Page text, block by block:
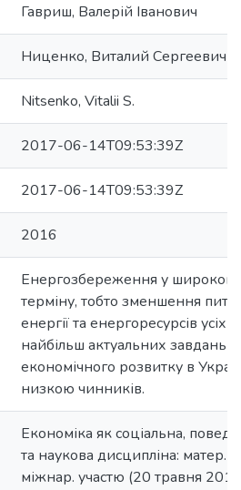
Гавриш, Валерій Іванович
Ниценко, Виталий Сергеевич
Nitsenko, Vitalii S.
2017-06-14T09:53:39Z
2017-06-14T09:53:39Z
2016
Енергозбереження у
терміну, тобто зменшення
енергії та енергоресурсів усіх
найбільш актуальних завдань
економічного розвитку в
низкою чинників.
Економіка як соціальна,
та наукова дисципліна: матер.
міжнар. участю (20 травня